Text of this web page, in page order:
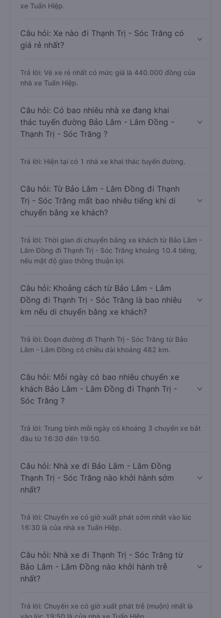
xe Tuấn Hiệp.
Câu hỏi: Xe nào đi Thạnh Trị - Sóc Trăng có
giá rẻ nhất?
Trả lời: Vé xe rẻ nhất có mức giá là 440.000 đồng của
nhà xe Tuấn Hiệp.
Câu hỏi: Có bao nhiêu nhà xe đang khai
thác tuyến đường Bảo Lâm - Lâm Đồng -
Thạnh Trị - Sóc Trăng ?
Trả lời: Hiện tại có 1 nhà xe khai thác tuyến đường.
Câu hỏi: Từ Bảo Lâm - Lâm Đồng đi Thạnh
Trị - Sóc Trăng mất bao nhiêu tiếng khi di
chuyển bằng xe khách?
Trả lời: Thời gian di chuyển bằng xe khách từ Bảo Lâm -
Lâm Đồng đi Thạnh Trị - Sóc Trăng khoảng 10.4 tiếng,
nếu mật độ giao thông thuận lợi.
Câu hỏi: Khoảng cách từ Bảo Lâm - Lâm
Đồng đi Thạnh Trị - Sóc Trăng là bao nhiêu
km nếu di chuyển bằng xe khách?
Trả lời: Đoạn đường đi Thạnh Trị - Sóc Trăng từ Bảo
Lâm - Lâm Đồng có chiều dài khoảng 482 km.
Câu hỏi: Mỗi ngày có bao nhiêu chuyến xe
khách Bảo Lâm - Lâm Đồng đi Thạnh Trị -
Sóc Trăng ?
Trả lời: Trung bình mỗi ngày có khoảng 3 chuyến xe bắt
đầu từ 16:30 đến 19:50.
Câu hỏi: Nhà xe đi Bảo Lâm - Lâm Đồng
Thạnh Trị - Sóc Trăng nào khởi hành sớm
nhất?
Trả lời: Chuyến xe có giờ xuất phát sớm nhất vào lúc
16:30 là của nhà xe Tuấn Hiệp.
Câu hỏi: Nhà xe đi Thạnh Trị - Sóc Trăng từ
Bảo Lâm - Lâm Đồng nào khởi hành trễ
nhất?
Trả lời: Chuyến xe có giờ xuất phát trễ (muộn) nhất là
vào lúc 19:50 là của nhà xe Tuấn Hiệp.